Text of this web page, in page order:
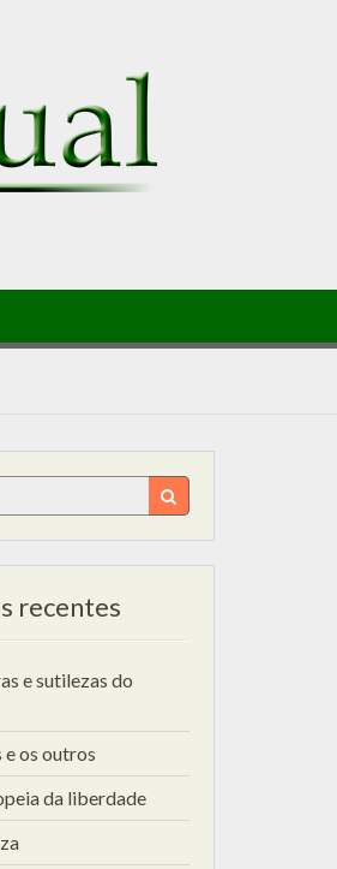
recentes
e sutilezas do
e os outros
da liberdade